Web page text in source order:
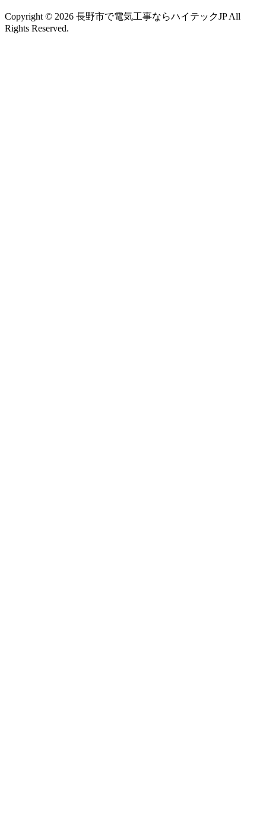
Copyright © 2026 長野市で電気工事ならハイテックJP All
Rights Reserved.